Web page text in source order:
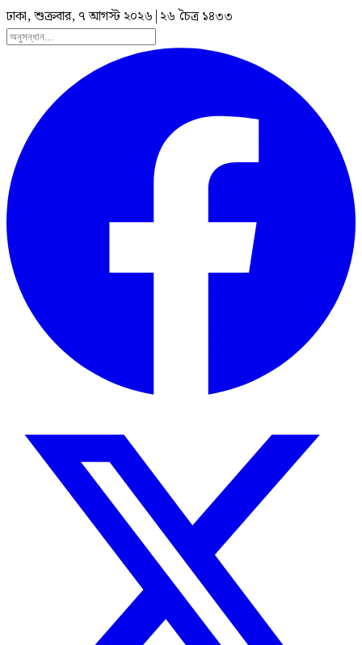
ঢাকা, শুক্রবার, ৭ আগস্ট ২০২৬ | ২৬ চৈত্র ১৪৩৩